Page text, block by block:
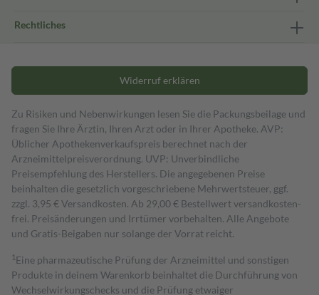
Rechtliches
Widerruf erklären
Zu Risiken und Nebenwirkungen lesen Sie die Packungsbeilage und
fragen Sie Ihre Ärztin, Ihren Arzt oder in Ihrer Apotheke. AVP:
Üblicher Apothekenverkaufspreis berechnet nach der
Arzneimittelpreisverordnung. UVP: Unverbindliche
Preisempfehlung des Herstellers. Die angegebenen Preise
beinhalten die gesetzlich vorgeschriebene Mehrwertsteuer, ggf.
zzgl. 3,95 € Versandkosten. Ab 29,00 € Bestell­wert versand­kosten­
frei. Preisänderungen und Irrtümer vorbehalten. Alle Angebote
und Gratis-Beigaben nur solange der Vorrat reicht.
1 Eine pharmazeutische Prüfung der Arzneimittel und sonstigen
Produkte in deinem Warenkorb beinhaltet die Durchführung von
Wechselwirkungschecks und die Prüfung etwaiger